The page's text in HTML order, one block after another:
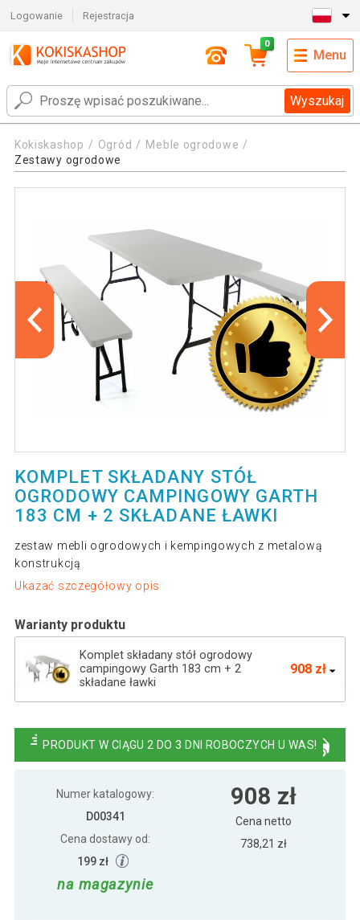
Logowanie Rejestracja
Wyszukaj
0
Menu
Kokiskashop Ogród
Meble ogrodowe
Zestawy ogrodowe
KOMPLET SKŁADANY STÓŁ
OGRODOWY CAMPINGOWY GARTH
183 CM + 2 SKŁADANE ŁAWKI
zestaw mebli ogrodowych i kempingowych z metalową
konstrukcją
Ukazać szczegółowy opis
Warianty produktu
Komplet składany stół ogrodowy
campingowy Garth 183 cm + 2
składane ławki
908 zł
rattan czarny
rattanu - antracyt
PRODUKT W CIĄGU 2 DO 3 DNI ROBOCZYCH U WAS!
Numer katalogowy:
D00341
Cena dostawy od:
199 zł
na magazynie
908 zł
Cena netto
738,21 zł